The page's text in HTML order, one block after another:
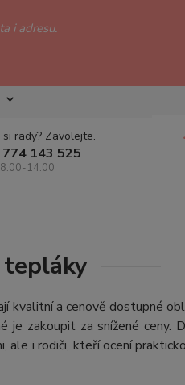
i adresu.
rady? Zavolejte.
143 525
14.00
tepláky
kvalitní a cenově dostupné
zakoupit za snížené ceny.
i rodiči, kteří ocení